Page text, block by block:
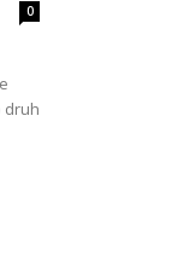
0
druh